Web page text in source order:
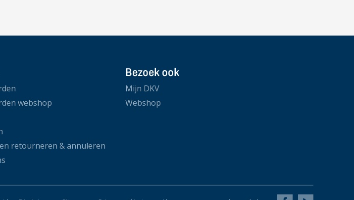
webshop
retourneren & annuleren
Bezoek ook
Mijn DKV
Webshop